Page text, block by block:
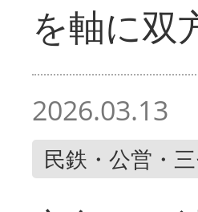
を軸に双
2026.03.13
民鉄・公営・